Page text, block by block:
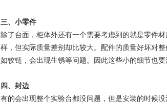
三、 小零件
除了台面，柜体外还有一个需要考虑到的就是零件
样，但实际质量差别却比较大。配件的质量好坏对
如铰链，会出现生锈等问题。因此这些小的细节也要
四、 封边
有的会出现整个实验台都没问题，但是安装的时候